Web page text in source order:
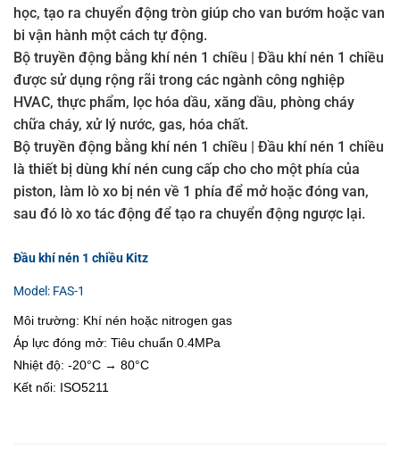
học, tạo ra chuyển động tròn giúp cho van bướm hoặc van
bi vận hành một cách tự động.
Bộ truyền động bằng khí nén 1 chiều | Đầu khí nén 1 chiều
được sử dụng rộng rãi trong các ngành công nghiệp
HVAC, thực phẩm, lọc hóa dầu, xăng dầu, phòng cháy
chữa cháy, xử lý nước, gas, hóa chất.
Bộ truyền động bằng khí nén 1 chiều | Đầu khí nén 1 chiều
là thiết bị dùng khí nén cung cấp cho cho một phía của
piston, làm lò xo bị nén về 1 phía để mở hoặc đóng van,
sau đó lò xo tác động để tạo ra chuyển động ngược lại.
Đầu khí nén 1 chiều Kitz
Model: FAS-1
Môi trường: Khí nén hoặc nitrogen gas
Áp lực đóng mở: Tiêu chuẩn 0.4MPa
Nhiệt độ: -20°C → 80°C
Kết nối: ISO5211